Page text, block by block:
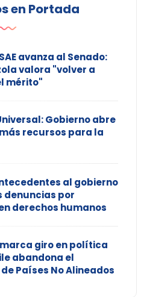
en Portada
avanza al Senado:
valora "volver a
mérito"
Gobierno abre
recursos para la
al gobierno
denuncias por
derechos humanos
giro en política
abandona el
Países No Alineados